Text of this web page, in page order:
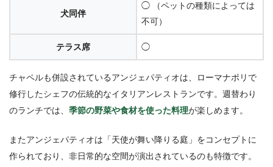
犬同伴
◯ （ペットの種類によっては
不可）
テラス席 ◯
チャペルも併設されているアンジェパティオは、ローマナポリで
修行したシェフの伝統的なイタリアンレストランです。週替わり
のランチでは、 季節の野菜や食材を使った料理が楽しめます。
またアンジェパティオは「天使が舞い降りる庭」をコンセプトに
作られており、非日常的な空間が演出されているのも特徴です。